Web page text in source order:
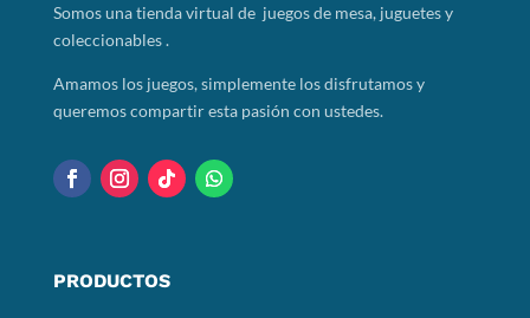
Somosuna tienda virtual de juegos de mesa, juguetes y
coleccionables .
Amamos los juegos, simplemente los disfrutamos y
queremos compartir esta pasión con ustedes.
PRODUCTOS